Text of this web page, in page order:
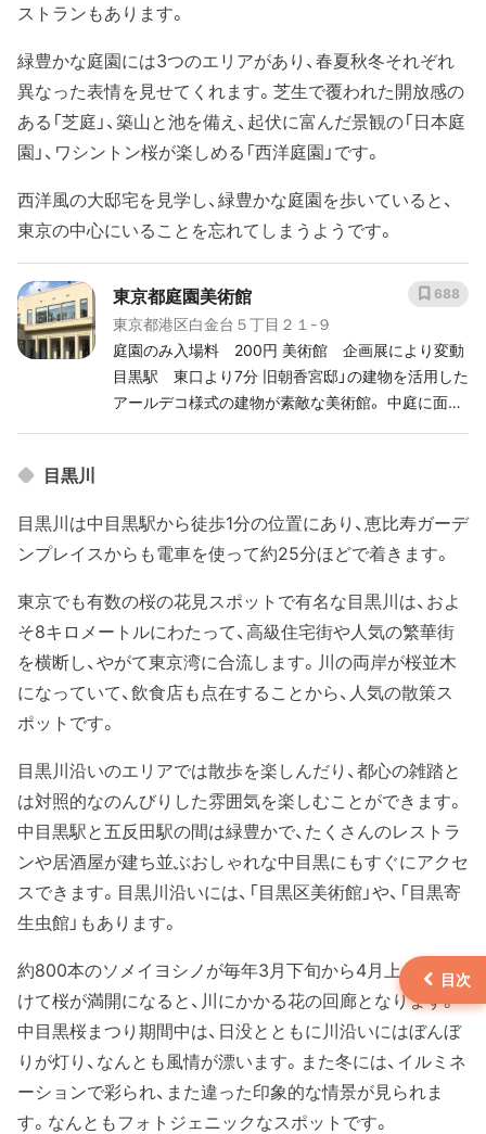
ストランもあります。
緑豊かな庭園には3つのエリアがあり、春夏秋冬それぞれ
異なった表情を見せてくれます。芝生で覆われた開放感の
ある「芝庭」、築山と池を備え、起伏に富んだ景観の「日本庭
園」、ワシントン桜が楽しめる「西洋庭園」です。
西洋風の大邸宅を見学し、緑豊かな庭園を歩いていると、
東京の中心にいることを忘れてしまうようです。
東京都庭園美術館
東京都港区白金台５丁目２１-９
庭園のみ入場料 200円 美術館 企画展により変動
目黒駅 東口より7分 旧朝香宮邸」の建物を活用した
アールデコ様式の建物が素敵な美術館。 中庭に面し
たカフェ併設
688
目黒川
目黒川は中目黒駅から徒歩1分の位置にあり、恵比寿ガーデ
ンプレイスからも電車を使って約25分ほどで着きます。
東京でも有数の桜の花見スポットで有名な目黒川は、およ
そ8キロメートルにわたって、高級住宅街や人気の繁華街
を横断し、やがて東京湾に合流します。川の両岸が桜並木
になっていて、飲食店も点在することから、人気の散策ス
ポットです。
目黒川沿いのエリアでは散歩を楽しんだり、都心の雑踏と
は対照的なのんびりした雰囲気を楽しむことができます。
中目黒駅と五反田駅の間は緑豊かで、たくさんのレストラ
ンや居酒屋が建ち並ぶおしゃれな中目黒にもすぐにアクセ
スできます。目黒川沿いには、「目黒区美術館」や、「目黒寄
生虫館」もあります。
約800本のソメイヨシノが毎年3月下旬から4月上旬にか
けて桜が満開になると、川にかかる花の回廊となります。
中目黒桜まつり期間中は、日没とともに川沿いにはぼんぼ
りが灯り、なんとも風情が漂います。また冬には、イルミネ
ーションで彩られ、また違った印象的な情景が見られま
す。なんともフォトジェニックなスポットです。